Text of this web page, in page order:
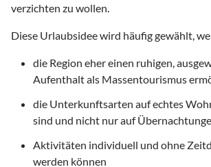
verzichten zu wollen.
Diese Urlaubsidee wird häufig gewählt,
die Region eher einen ruhigen,
Aufenthalt als Massentourismus
die Unterkunftsarten auf echtes
sind und nicht nur auf
Aktivitäten individuell und ohne
werden können